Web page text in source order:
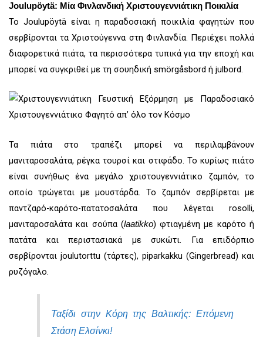
Joulupöytä: Μία Φινλανδική Χριστουγεννιάτικη Ποικιλία
Το Joulupöytä είναι η παραδοσιακή ποικιλία φαγητών που
σερβίρονται τα Χριστούγεννα στη Φινλανδία. Περιέχει πολλά
διαφορετικά πιάτα, τα περισσότερα τυπικά για την εποχή και
μπορεί να συγκριθεί με τη σουηδική smörgåsbord ή julbord.
Τα πιάτα στο τραπέζι μπορεί να περιλαμβάνουν
μανιταροσαλάτα, ρέγκα τουρσί και στιφάδο. Το κυρίως πιάτο
είναι συνήθως ένα μεγάλο χριστουγεννιάτικο ζαμπόν, το
οποίο τρώγεται με μουστάρδα. Το ζαμπόν σερβίρεται με
παντζαρό-καρότο-πατατοσαλάτα που λέγεται rosolli,
μανιταροσαλάτα και σούπα (laatikko) φτιαγμένη με καρότο ή
πατάτα και περιστασιακά με συκώτι. Για επιδόρπιο
σερβίρονται joulutorttu (τάρτες), piparkakku (Gingerbread) και
ρυζόγαλο.
Ταξίδι στην Κόρη της Βαλτικής: Επόμενη
Στάση Ελσίνκι!